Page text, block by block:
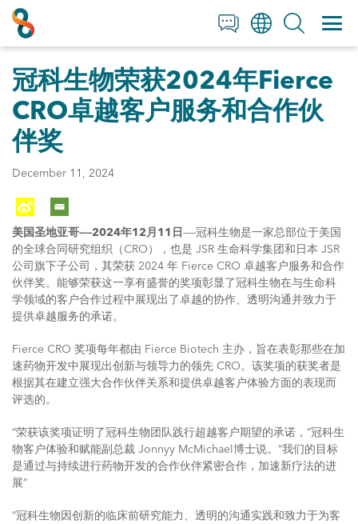
English
日本語
简体中文
+1 858 622 2900
All Contact Information
冠科生物荣获2024年Fierce
CRO卓越客户服务和合作伙
伴奖
December 11, 2024
美国圣地亚哥——2024年12月11日——冠科生物是一家总部位于美国
的全球合同研究组织（CRO），也是 JSR 生命科学集团和日本 JSR
公司旗下子公司，其荣获 2024 年 Fierce CRO 卓越客户服务和合作
伙伴奖。能够荣获这一享有盛誉的奖项彰显了冠科生物在与生命科
学领域的客户合作过程中展现出了卓越的协作、透明沟通并致力于
提供卓越服务的承诺。
Fierce CRO 奖项每年都由 Fierce Biotech 主办，旨在表彰那些在加
速药物开发中展现出创新与领导力的领先 CRO。该奖项的获奖者是
根据其在建立强大合作伙伴关系和提供卓越客户体验方面的表现而
评选的。
“荣获该奖项证明了冠科生物团队践行超越客户期望的承诺，”冠科生
物客户体验和赋能副总裁 Jonnyy McMichael博士说。“我们的目标
是通过与持续进行药物开发的合作伙伴紧密合作，加速新疗法的进
展”
“冠科生物因创新的临床前研究能力、透明的沟通实践和致力于为客